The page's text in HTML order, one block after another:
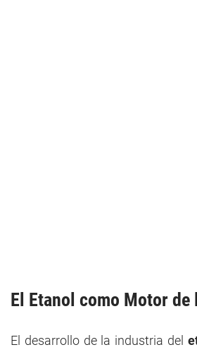
El Etanol como Motor de
El desarrollo de la industria del